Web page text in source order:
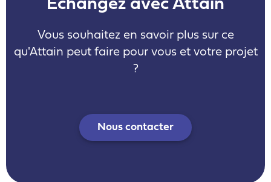
Échangez avec Attain
Vous souhaitez en savoir plus sur ce
qu'Attain peut faire pour vous et votre projet
?
Nous contacter